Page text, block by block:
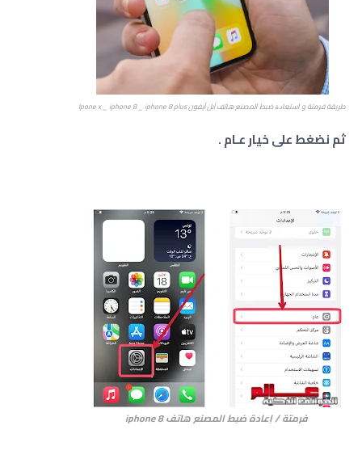
ﻃﺮﻳﻘﺔ فرمتة و ﺍﺳﺘﻌﺎﺩﺓ ﺿﺒﻂ ﺍﻟﻤﺼﻨﻊ هاتف آبل آيفون Ipone x _ iphone 8 _ iphone 8 plus
ثم نضغط على خيار عـام .
فرمتة / إعادة ضبط المصنع هاتف iphone 8